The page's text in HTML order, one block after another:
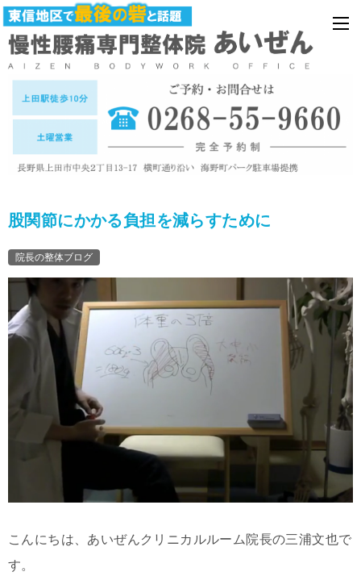
股関節にかかる負担を減らすために
院長の整体ブログ
こんにちは、あいぜんクリニカルルーム院長の三浦文也で
す。